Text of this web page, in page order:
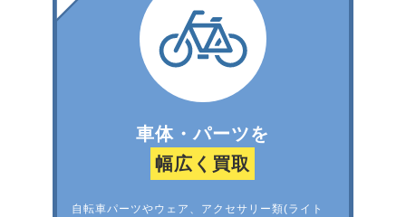
車体・パーツを
幅広く買取
自転車パーツやウェア、アクセサリー類(ライト